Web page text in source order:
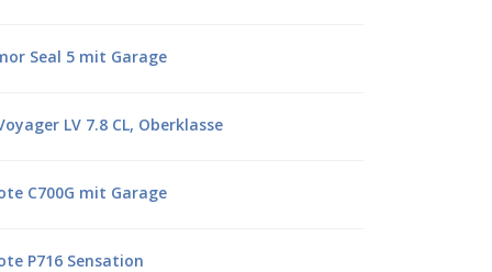
Seal 5 mit Garage
LV 7.8 CL, Oberklasse
C700G mit Garage
P716 Sensation